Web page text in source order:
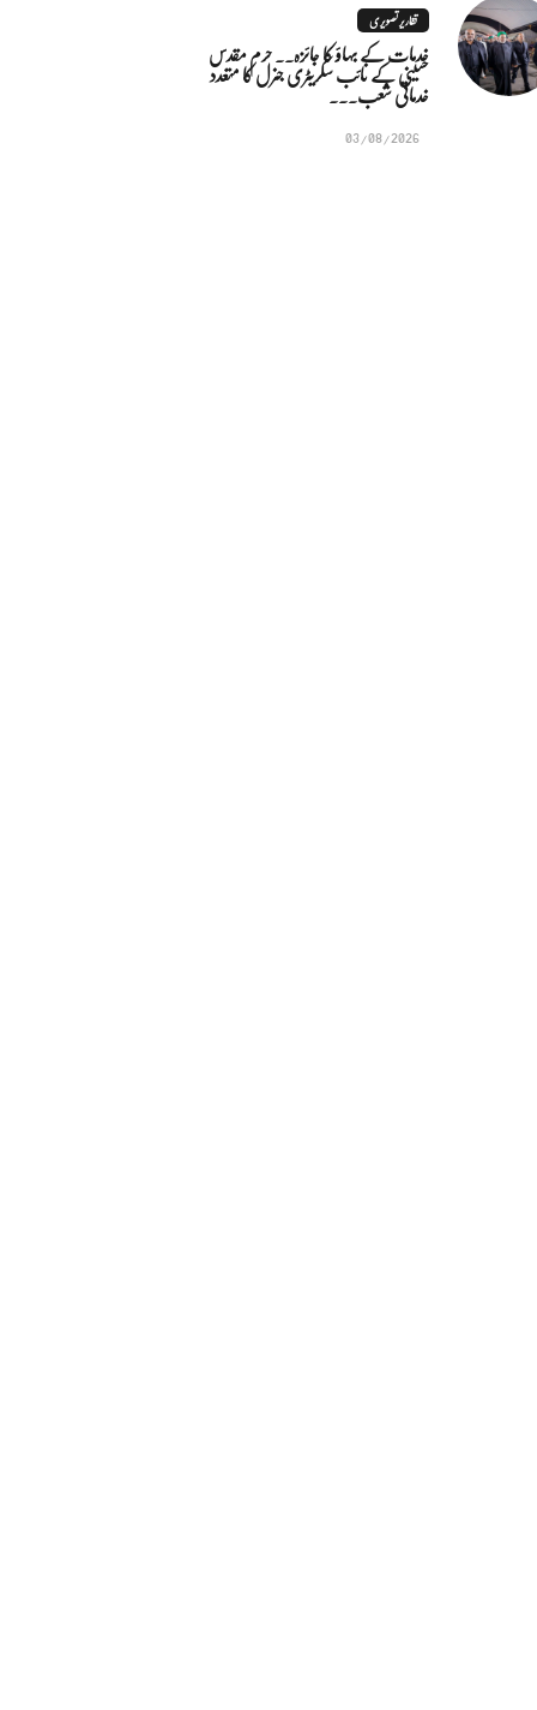
تقاریر تصویری
خدمات کے بہاؤ کا جائزہ.. حرم مقدس
حسینی کے نائب سکریٹری جنرل کا متعدد
خدماتی شعب...
03/08/2026